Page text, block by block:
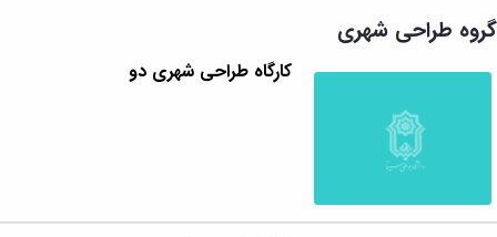
گروه طراحی شهری
کارگاه طراحی شهری دو